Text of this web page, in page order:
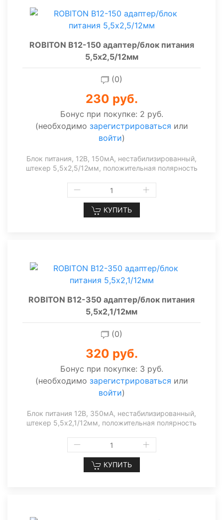
ROBITON B12-150 адаптер/блок питания
5,5х2,5/12мм
(0)
230 руб.
Бонус при покупке: 2 руб.
(необходимо зарегистрироваться или
войти)
Блок питания, 12В, 150мА, нестабилизированный,
штекер 5,5х2,5/12мм, положительная полярность
КУПИТЬ
ROBITON B12-350 адаптер/блок питания
5,5х2,1/12мм
(0)
320 руб.
Бонус при покупке: 3 руб.
(необходимо зарегистрироваться или
войти)
Блок питания 12В, 350мА, нестабилизированный,
штекер 5,5х2,1/12мм, положительная полярность
КУПИТЬ